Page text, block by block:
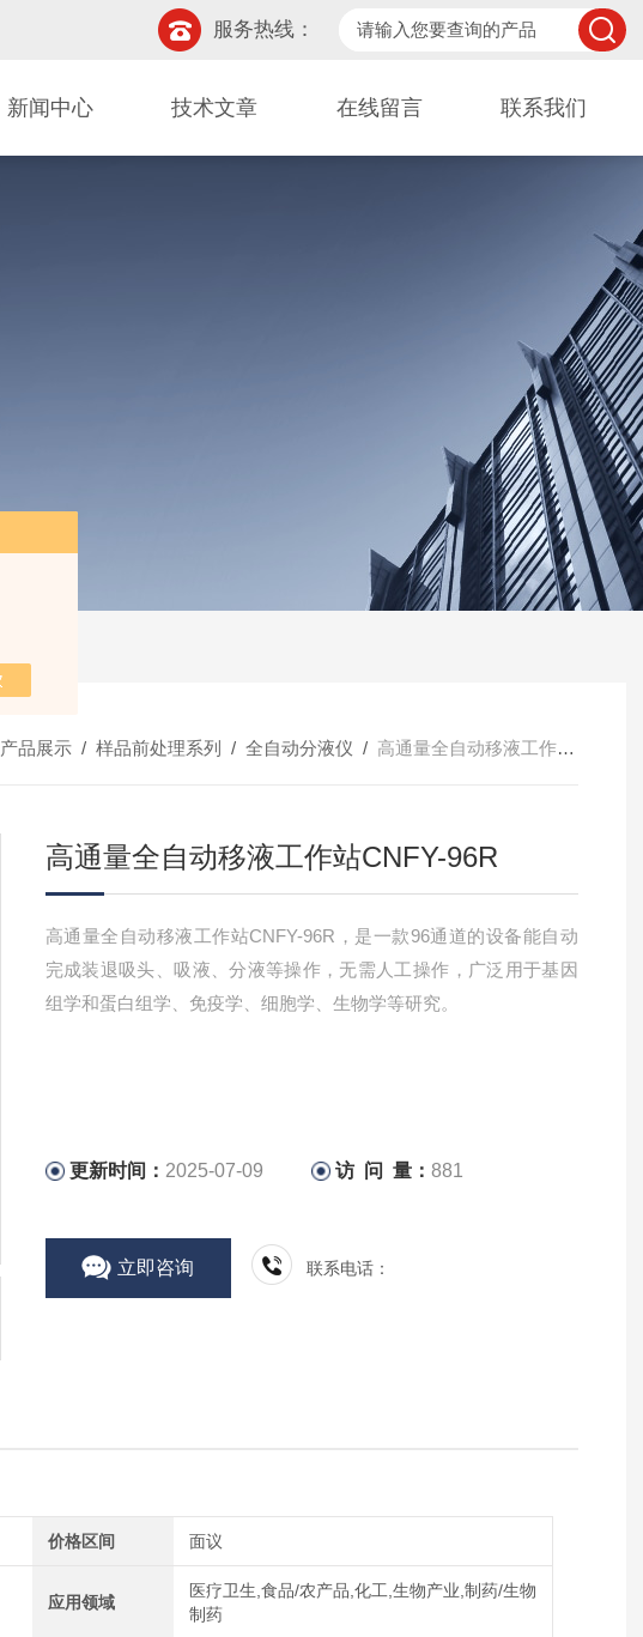
服务热线：
新闻中心 技术文章 在线留言 联系我们
产品展示/ 样品前处理系列 / 全自动分液仪 / 高通量全自动移液工作站CNFY-96R
高通量全自动移液工作站CNFY-96R
高通量全自动移液工作站CNFY-96R，是一款96通道的设备能自动
完成装退吸头、吸液、分液等操作，无需人工操作，广泛用于基因
组学和蛋白组学、免疫学、细胞学、生物学等研究。
更新时间： 2025-07-09 访 问 量：881
立即咨询 联系电话：
价格区间 面议
应用领域
医疗卫生,食品/农产品,化工,生物产业,制药/生物
制药